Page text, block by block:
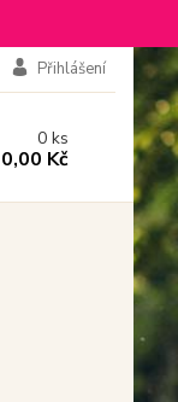
Přihlášení
0ks
0,00 Kč